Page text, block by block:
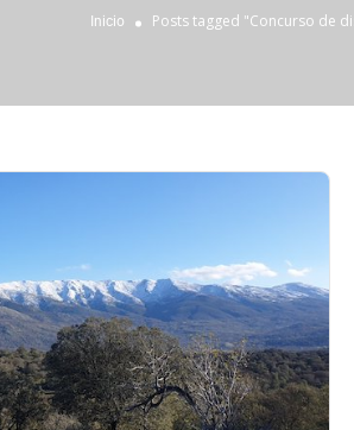
Inicio Posts tagged "Concurso de